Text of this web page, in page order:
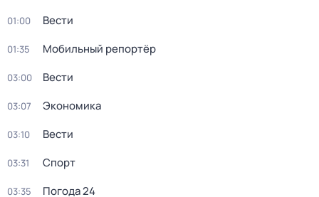
01:00 Вести
01:35 Мобильный репортёр
03:00 Вести
03:07 Экономика
03:10 Вести
03:31 Спорт
03:35 Погода 24